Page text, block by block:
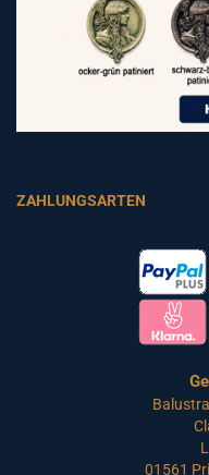
ZAHLUNGSARTEN
01561